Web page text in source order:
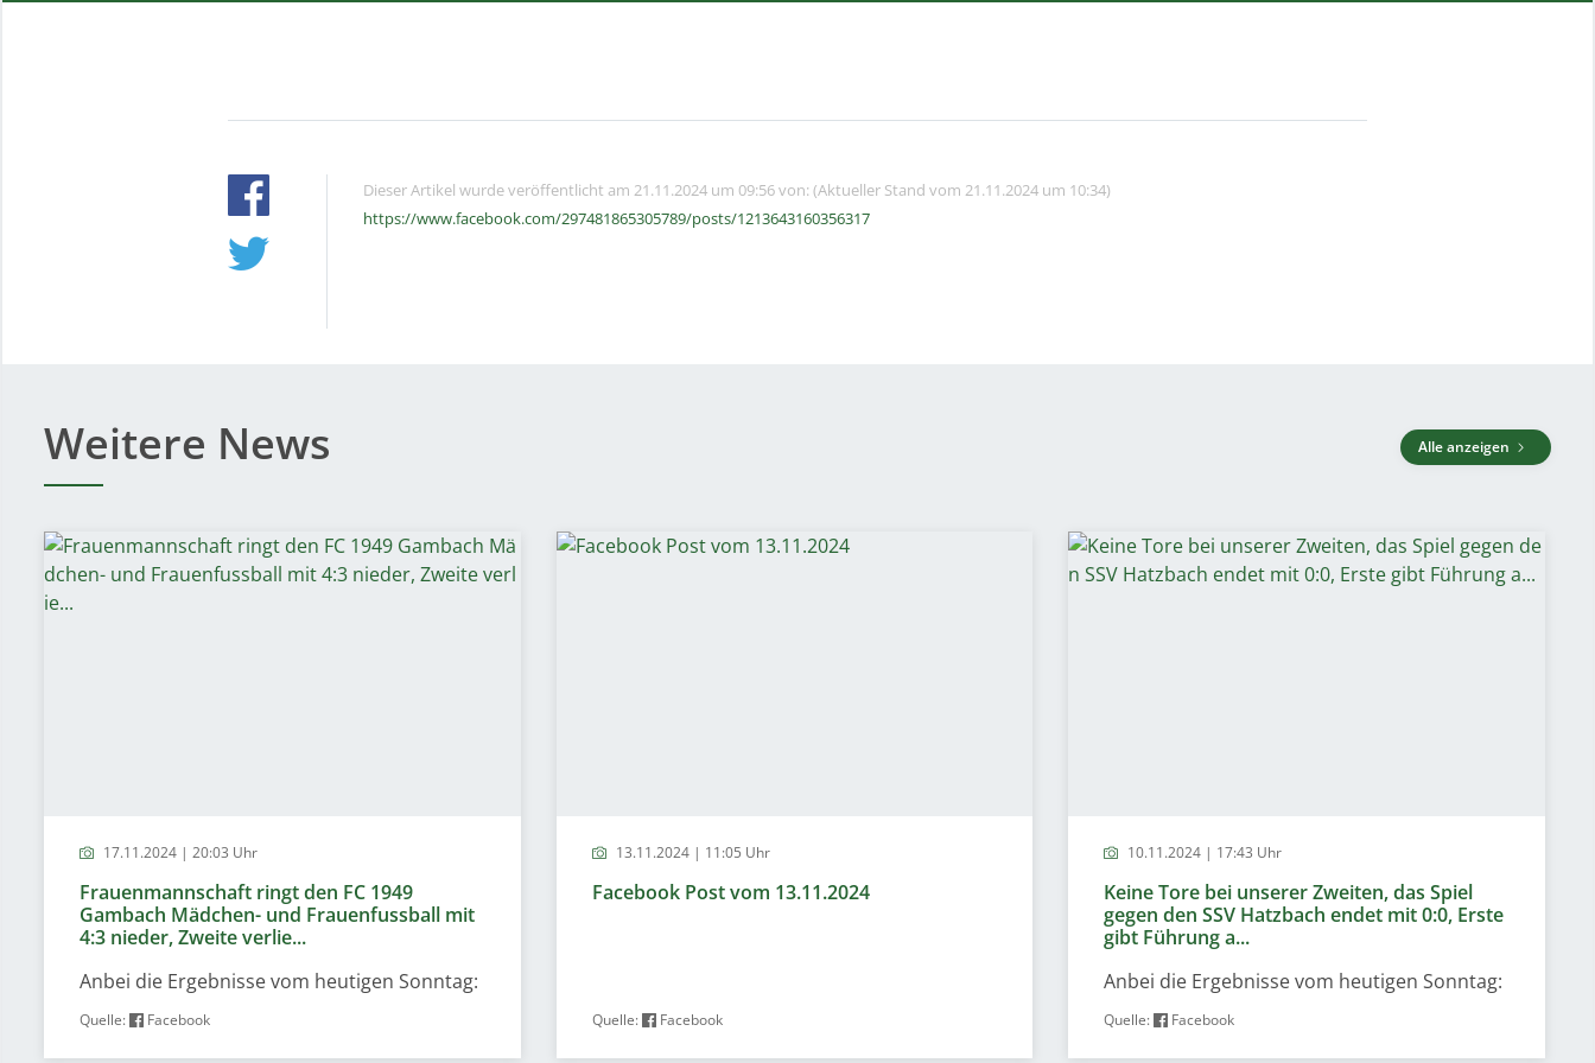
Dieser Artikel wurde veröffentlicht am 21.11.2024 um 09:56 von: (Aktueller Stand vom 21.11.2024 um 10:34)
https://www.facebook.com/297481865305789/posts/1213643160356317
Weitere News Alle anzeigen
17.11.2024 | 20:03 Uhr
Frauenmannschaft ringt den FC 1949
Gambach Mädchen- und Frauenfussball mit
4:3 nieder, Zweite verlie...
Anbei die Ergebnisse vom heutigen Sonntag:
Quelle: Facebook
13.11.2024 | 11:05 Uhr
Facebook Post vom 13.11.2024
Quelle: Facebook
10.11.2024 | 17:43 Uhr
Keine Tore bei unserer Zweiten, das Spiel
gegen den SSV Hatzbach endet mit 0:0, Erste
gibt Führung a...
Anbei die Ergebnisse vom heutigen Sonntag:
Quelle: Facebook